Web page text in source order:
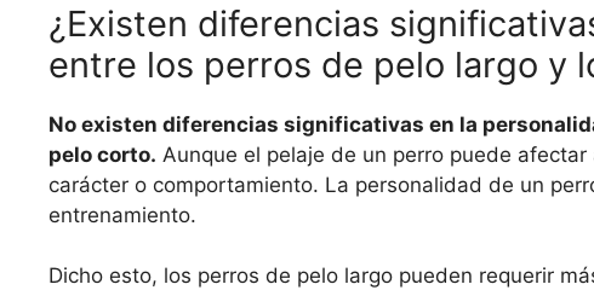
¿Existen diferencias
entre los perros de pelo largo y
No existen diferencias significativas en la
pelo corto. Aunque el pelaje de un perro puede
carácter o comportamiento. La personalidad de un
entrenamiento.
Dicho esto, los perros de pelo largo pueden requerir